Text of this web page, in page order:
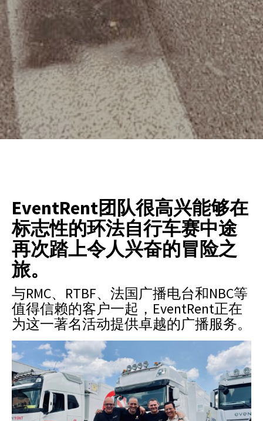
EventRent团队很高兴能够在
标志性的环法自行车赛中途
再次踏上令人兴奋的冒险之
旅。
与RMC、RTBF、法国广播电台和NBC等
值得信赖的客户一起，EventRent正在
为这一著名活动提供卓越的广播服务。